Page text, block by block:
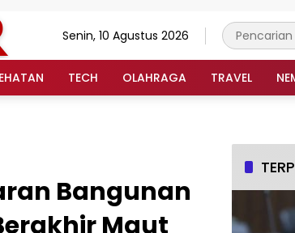
Senin, 10 Agustus 2026
TECH OLAHRAGA TRAVEL
Bangunan
Maut